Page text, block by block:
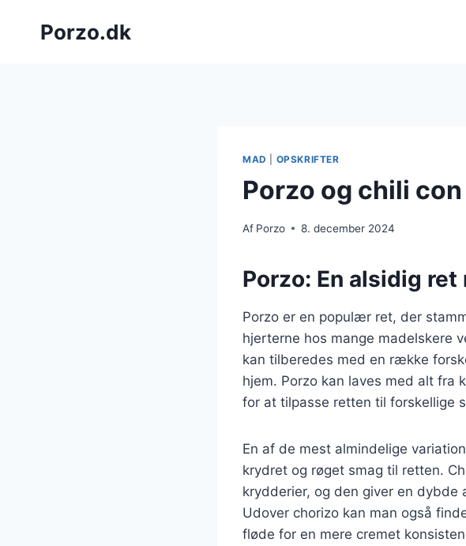
Porzo.dk
MAD OPSKRIFTER
Porzo og chili
Af Porzo 8. december 2024
Porzo: En alsidig
Porzo er en populær ret, der
hjerterne hos mange madelskere
kan tilberedes med en række
hjem. Porzo kan laves med alt fra
for at tilpasse retten til forskellige
En af de mest almindelige
krydret og røget smag til retten.
krydderier, og den giver en dybde
Udover chorizo kan man også
fløde for en mere cremet